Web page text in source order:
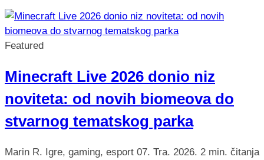
Featured
Minecraft Live 2026 donio niz
noviteta: od novih biomeova do
stvarnog tematskog parka
Marin R. Igre, gaming, esport 07. Tra. 2026. 2 min. čitanja